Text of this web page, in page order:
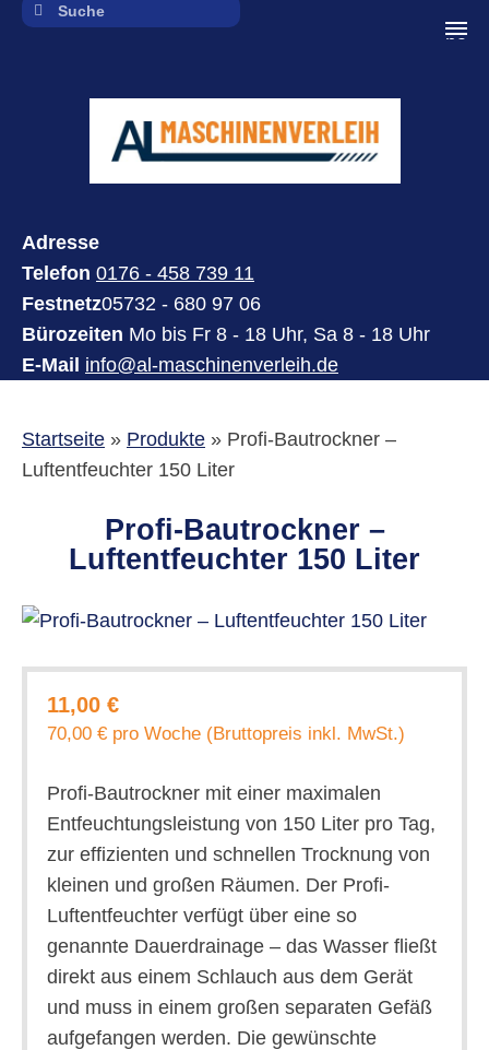
Adresse
Telefon 0176 - 458 739 11
Festnetz05732 - 680 97 06
Bürozeiten Mo bis Fr 8 - 18 Uhr, Sa 8 - 18 Uhr
E-Mail info@al-maschinenverleih.de
Startseite» Produkte» Profi-Bautrockner –
Luftentfeuchter 150 Liter
Profi-Bautrockner –
Luftentfeuchter 150 Liter
11,00 €
70,00 € pro Woche (Bruttopreis inkl. MwSt.)
Profi-Bautrockner mit einer maximalen
Entfeuchtungsleistung von 150 Liter pro Tag,
zur effizienten und schnellen Trocknung von
kleinen und großen Räumen. Der Profi-
Luftentfeuchter verfügt über eine so
genannte Dauerdrainage – das Wasser fließt
direkt aus einem Schlauch aus dem Gerät
und muss in einem großen separaten Gefäß
aufgefangen werden. Die gewünschte